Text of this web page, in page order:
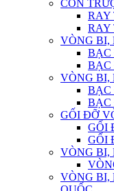
CON
RAY
RAY
VÒNG
BẠC
BẠC
VÒNG BI,
BẠC
BẠC
GỐI ĐỠ
GỐI
GỐI
VÒNG BI,
VÒNG BI,